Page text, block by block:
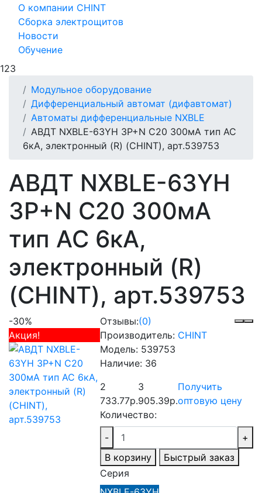
О компании CHINT
Сборка электрощитов
Новости
Обучение
123
Модульное оборудование
Дифференциальный автомат (дифавтомат)
Автоматы дифференциальные NXBLE
АВДТ NXBLE-63YH 3P+N C20 300мА тип AC
6кА, электронный (R) (CHINT), арт.539753
АВДТ NXBLE-63YH
3P+N C20 300мА
тип AC 6кА,
электронный (R)
(CHINT), арт.539753
-30%
Акция!
Отзывы:(0)
Производитель: CHINT
Модель: 539753
Наличие: 36
2
733.77р.
3
905.39р.
Получить
оптовую цену
Количество:
-
+
В корзину
Быстрый заказ
Серия